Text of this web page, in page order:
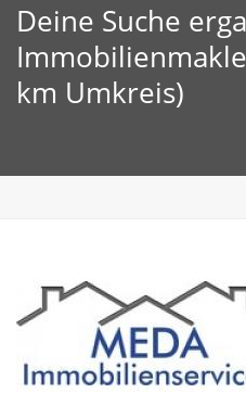
Deine Suche
km Umkreis)